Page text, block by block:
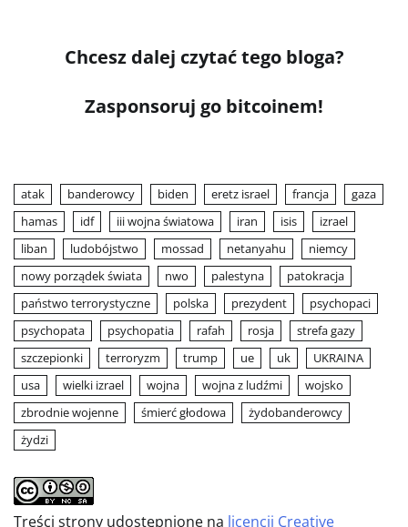
Chcesz dalej czytać tego bloga?
Zasponsoruj go bitcoinem!
atak banderowcy biden eretz israel francja
gaza
hamas
idf iii wojna światowa iran isis
izrael
liban
ludobójstwo mossad netanyahu
niemcy
nowy porządek świata
nwo palestyna
patokracja
państwo terrorystyczne
polska prezydent
psychopaci
psychopata
psychopatia rafah rosja
strefa gazy
szczepionki
terroryzm trump ue uk
UKRAINA
usa
wielki izrael wojna wojna z ludźmi
wojsko
zbrodnie wojenne
śmierć głodowa
żydobanderowcy
żydzi
Treści strony udostępnione na licencji Creative